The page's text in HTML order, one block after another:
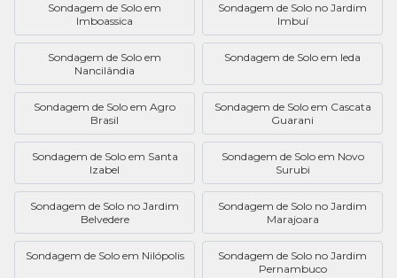
Sondagem de Solo em
Imboassica
Sondagem de Solo no Jardim
Imbuí
Sondagem de Solo em
Nancilândia
Sondagem de Solo em Ieda
Sondagem de Solo em Agro
Brasil
Sondagem de Solo em Cascata
Guarani
Sondagem de Solo em Santa
Izabel
Sondagem de Solo em Novo
Surubi
Sondagem de Solo no Jardim
Belvedere
Sondagem de Solo no Jardim
Marajoara
Sondagem de Solo em Nilópolis
Sondagem de Solo no Jardim
Pernambuco